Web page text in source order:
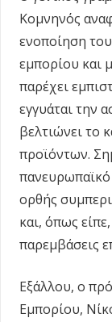
Κομνηνός
ενοποίηση
εμπορίου και
παρέχει
εγγυάται την
βελτιώνει το
προϊόντων.
ορθής
και, όπως
παρεμβάσεις
Εξάλλου, ο
Εμπορίου,